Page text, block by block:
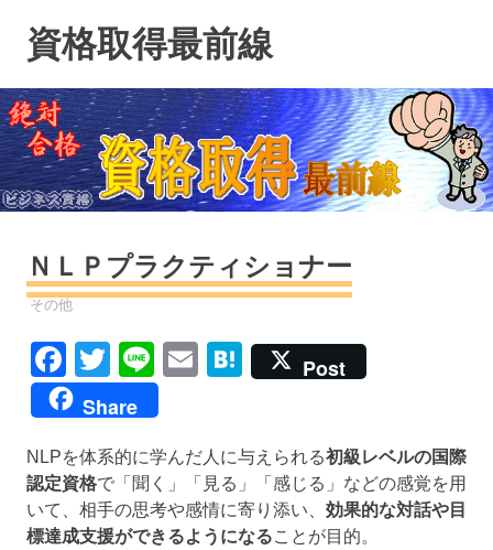
ン
ツ
へ
ス
キ
資格取得最前線
ＮＬＰプラクティショナー
資格
その他
Facebook
TwitterLineEmailHatena
Post
Share
NLPを体系的に学んだ人に与えられる初級レベルの国際
認定資格で「聞く」「見る」「感じる」などの感覚を用
いて、相手の思考や感情に寄り添い、 効果的な対話や目
標達成支援ができるようになることが目的。